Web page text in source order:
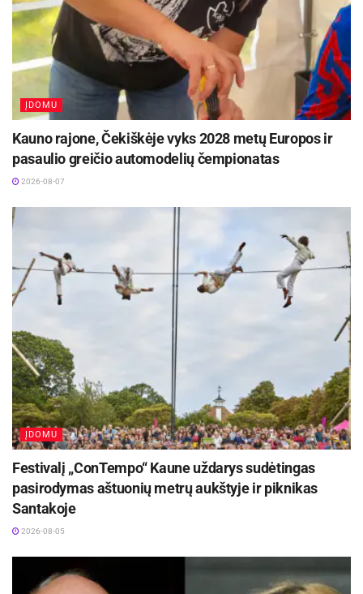
Registracija vykdoma telefonu: +37064933333,
arba el. paštu:info@linuva.lt
Informaciją parengė: Utenos raj. Viešųjų ryšių
sk. vyr. specialistė Violeta Develienė
ĮDOMU
Kauno rajone, Čekiškėje vyks 2028 metų Europos ir
pasaulio greičio automodelių čempionatas
2026-08-07
ĮDOMU
Festivalį „ConTempo“ Kaune uždarys sudėtingas
pasirodymas aštuonių metrų aukštyje ir piknikas
Santakoje
2026-08-05